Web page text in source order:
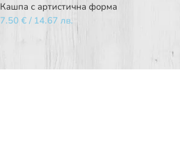
Кашпа с артистична форма
7.50 € / 14.67 лв.